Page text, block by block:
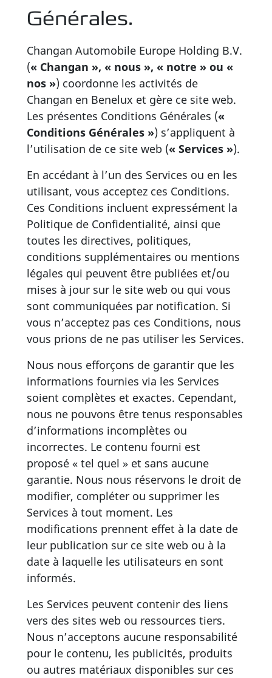
Générales.
Changan Automobile Europe Holding B.V.
(« Changan », « nous », « notre » ou «
nos ») coordonne les activités de
Changan en Benelux et gère ce site web.
Les présentes Conditions Générales («
Conditions Générales ») s’appliquent à
l’utilisation de ce site web (« Services »).
En accédant à l’un des Services ou en les
utilisant, vous acceptez ces Conditions.
Ces Conditions incluent expressément la
Politique de Confidentialité, ainsi que
toutes les directives, politiques,
conditions supplémentaires ou mentions
légales qui peuvent être publiées et/ou
mises à jour sur le site web ou qui vous
sont communiquées par notification. Si
vous n’acceptez pas ces Conditions, nous
vous prions de ne pas utiliser les Services.
Nous nous efforçons de garantir que les
informations fournies via les Services
soient complètes et exactes. Cependant,
nous ne pouvons être tenus responsables
d’informations incomplètes ou
incorrectes. Le contenu fourni est
proposé « tel quel » et sans aucune
garantie. Nous nous réservons le droit de
modifier, compléter ou supprimer les
Services à tout moment. Les
modifications prennent effet à la date de
leur publication sur ce site web ou à la
date à laquelle les utilisateurs en sont
informés.
Les Services peuvent contenir des liens
vers des sites web ou ressources tiers.
Nous n’acceptons aucune responsabilité
pour le contenu, les publicités, produits
ou autres matériaux disponibles sur ces